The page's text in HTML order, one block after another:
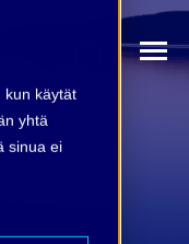
kun käytät
yhtä
sinua ei